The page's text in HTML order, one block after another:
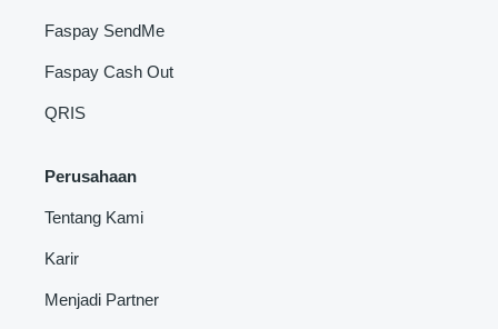
Faspay SendMe
Faspay Cash Out
QRIS
Perusahaan
Tentang Kami
Karir
Menjadi Partner